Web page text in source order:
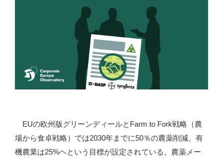
EUの欧州版グリーンディールとFarm to Fork戦略（農
場から食卓戦略）では2030年までに50％の農薬削減、有
機農業は25%ヘという目標が設定されている。農薬メー